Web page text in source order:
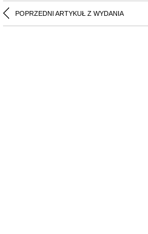
POPRZEDNI ARTYKUŁ Z WYDANIA